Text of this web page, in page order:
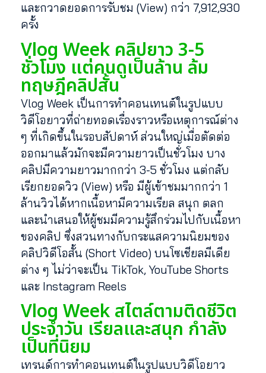
และกวาดยอดการรับชม (View) กว่า 7,912,930
ครั้ง
Vlog Week คลิปยาว 3-5
ชั่วโมง แต่คนดูเป็นล้าน ล้ม
ทฤษฎีคลิปสั้น
Vlog Week เป็นการทำคอนเทนต์ในรูปแบบ
วิดีโอยาวที่ถ่ายทอดเรื่องราวหรือเหตุการณ์ต่าง
ๆ ที่เกิดขึ้นในรอบสัปดาห์ ส่วนใหญ่เมื่อตัดต่อ
ออกมาแล้วมักจะมีความยาวเป็นชั่วโมง บาง
คลิปมีความยาวมากกว่า 3-5 ชั่วโมง แต่กลับ
เรียกยอดวิว (View) หรือ มีผู้เข้าชมมากกว่า 1
ล้านวิวได้หากเนื้อหามีความเรียล สนุก ตลก
และนำเสนอให้ผู้ชมมีความรู้สึกร่วมไปกับเนื้อหา
ของคลิป ซึ่งสวนทางกับกระแสความนิยมของ
คลิปวิดีโอสั้น (Short Video) บนโซเชียลมีเดีย
ต่าง ๆ ไม่ว่าจะเป็น TikTok, YouTube Shorts
และ Instagram Reels
Vlog Week สไตล์ตามติดชีวิต
ประจำวัน เรียลและสนุก กำลัง
เป็นที่นิยม
เทรนด์การทำคอนเทนต์ในรูปแบบวิดีโอยาว